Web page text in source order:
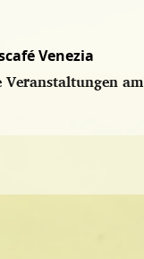
Venezia
am